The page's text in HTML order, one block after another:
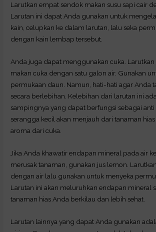
Larutkan empat sendok makan susu sapi cair
Larutan ini dapat Anda gunakan untuk
kain, celupkan ke dalam larutan, lalu seka
dengan kain lembap tersebut.
Anda juga dapat menggunakan cuka. Larutkan
makan cuka dengan satu galon air. Gunakan
permukaan daun. Namun, hati-hati agar Anda
secara berlebihan. Kelebihan dari larutan ini
sampingnya yang dapat berfungsi sebagai
serangga kecil akan menjauh dari tanaman
aroma dari cuka.
Jika Anda khawatir endapan mineral pada air
merusak tanaman, gunakan jus lemon.
dengan air lalu gunakan untuk menyeka
Larutan ini akan meluruhkan endapan mineral
tanaman hias Anda berkilau dan lebih sehat.
Larutan lainnya yang dapat Anda gunakan